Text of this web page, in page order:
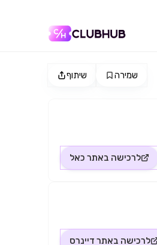
שיתוף שמירה
לרכישה באתר כאל
לרכישה באתר דיינרס